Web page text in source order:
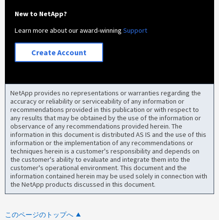
New to NetApp?
Learn more about our award-winningSupport
Create Account
NetApp provides no representations or warranties regarding the
accuracy or reliability or serviceability of any information or
recommendations provided in this publication or with respect to
any results that may be obtained by the use of the information or
observance of any recommendations provided herein. The
information in this document is distributed AS IS and the use of this
information or the implementation of any recommendations or
techniques herein is a customer's responsibility and depends on
the customer's ability to evaluate and integrate them into the
customer's operational environment. This document and the
information contained herein may be used solely in connection with
the NetApp products discussed in this document.
このページのトップへ